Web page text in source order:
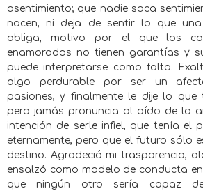
asentimiento; que nadie saca
nacen, ni deja de sentir lo que
obliga, motivo por el que los
enamorados no tienen garantías y
puede interpretarse como falta.
algo perdurable por ser un
pasiones, y finalmente le dije lo que
pero jamás pronuncia al oído de la
intención de serle infiel, que tenía el
eternamente, pero que el futuro sólo
destino. Agradeció mi trasparencia,
ensalzó como modelo de conducta
que ningún otro sería capaz de